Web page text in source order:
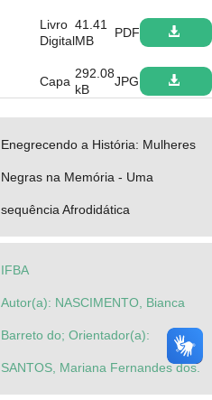
Livro
Digital
41.41
MB
PDF
Capa
292.08
kB
JPG
Enegrecendo a História: Mulheres
Negras na Memória - Uma
sequência Afrodidática
IFBA
Autor(a): NASCIMENTO, Bianca
Barreto do; Orientador(a):
SANTOS, Mariana Fernandes dos.